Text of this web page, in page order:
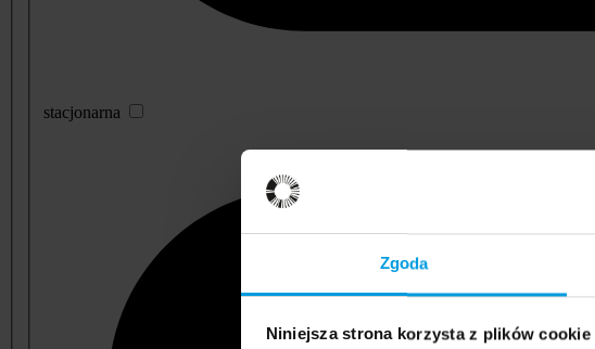
Zgoda
Niniejsza strona korzysta z plików cookie
stacjonarna